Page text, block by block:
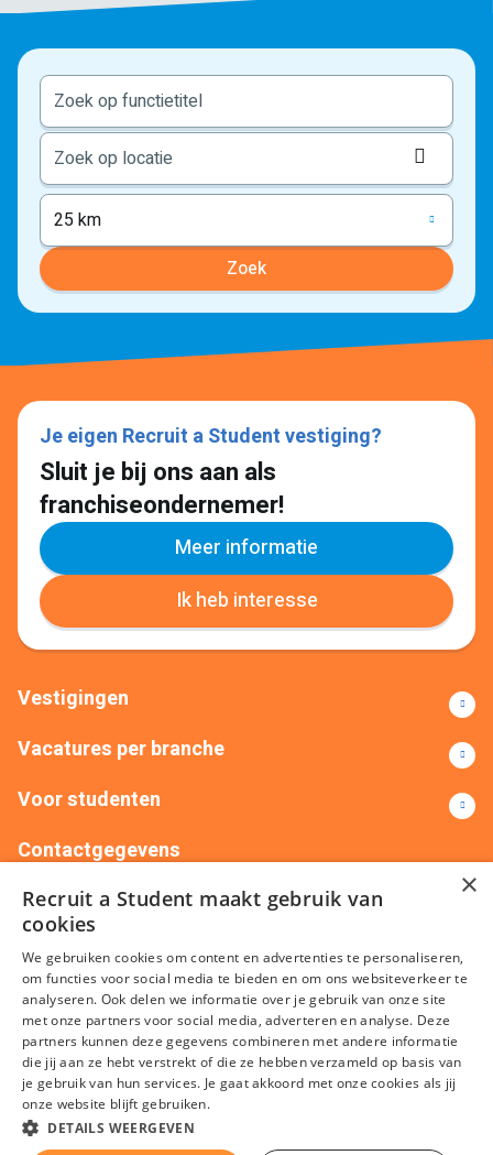
25 km
Zoek
Je eigen Recruit a Student vestiging?
Sluit je bij ons aan als
franchiseondernemer!
Meer informatie
Ik heb interesse
Vestigingen
Vacatures per branche
Voor studenten
Contactgegevens
+31(0)88 522 00 76
info@recruitastudent.nl
Alle vestigingen
Algemene voorwaarden
×
Recruit a Student maakt gebruik van
cookies
We gebruiken cookies om content en advertenties te personaliseren,
om functies voor social media te bieden en om ons websiteverkeer te
analyseren. Ook delen we informatie over je gebruik van onze site
met onze partners voor social media, adverteren en analyse. Deze
partners kunnen deze gegevens combineren met andere informatie
die jij aan ze hebt verstrekt of die ze hebben verzameld op basis van
je gebruik van hun services. Je gaat akkoord met onze cookies als jij
onze website blijft gebruiken.
DETAILS WEERGEVEN